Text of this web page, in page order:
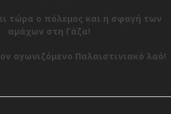
τώρα ο πόλεμος και η σφαγή των
αμάχων στη Γάζα!
αγωνιζόμενο Παλαιστινιακό λαό!